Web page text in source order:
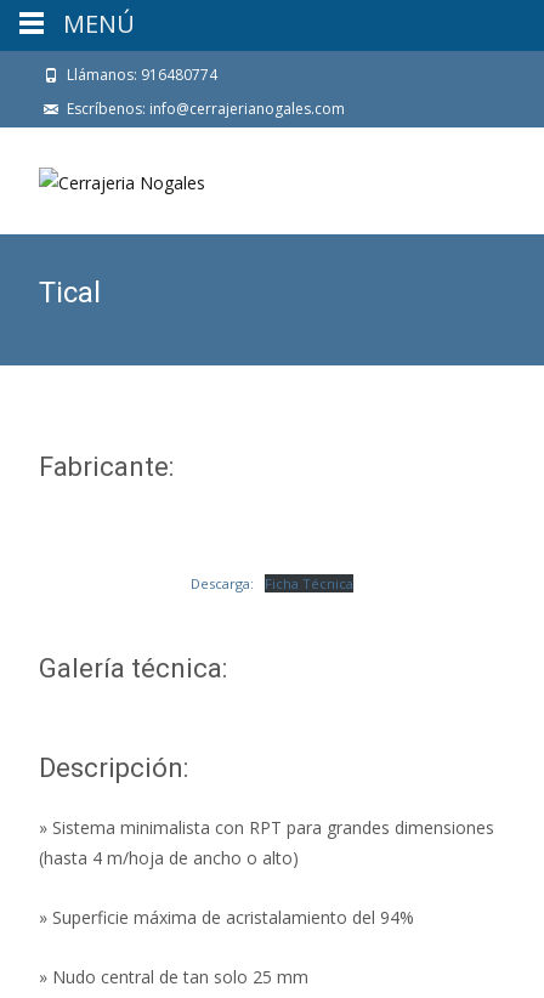
Llámanos: 916480774
Escríbenos: info@cerrajerianogales.com
Tical
Fabricante:
Descarga: Ficha Técnica
Galería técnica:
Descripción:
» Sistema minimalista con RPT para grandes dimensiones
(hasta 4 m/hoja de ancho o alto)
» Superficie máxima de acristalamiento del 94%
» Nudo central de tan solo 25 mm
MENÚ